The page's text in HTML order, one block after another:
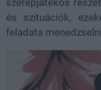
szerepjátékos
és szituációk,
feladata